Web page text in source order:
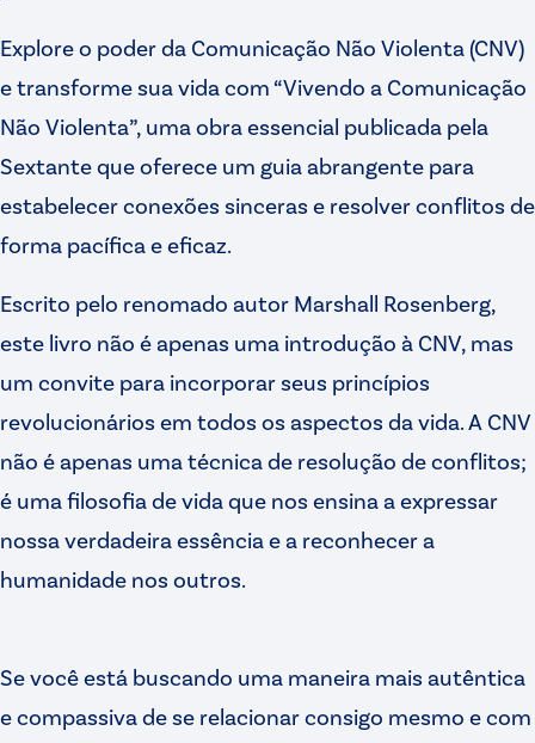
Explore o poder da Comunicação Não Violenta (CNV)
e transforme sua vida com “Vivendo a Comunicação
Não Violenta”, uma obra essencial publicada pela
Sextante que oferece um guia abrangente para
estabelecer conexões sinceras e resolver conflitos de
forma pacífica e eficaz.
Escrito pelo renomado autor Marshall Rosenberg,
este livro não é apenas uma introdução à CNV, mas
um convite para incorporar seus princípios
revolucionários em todos os aspectos da vida. A CNV
não é apenas uma técnica de resolução de conflitos;
é uma filosofia de vida que nos ensina a expressar
nossa verdadeira essência e a reconhecer a
humanidade nos outros.
Se você está buscando uma maneira mais autêntica
e compassiva de se relacionar consigo mesmo e com